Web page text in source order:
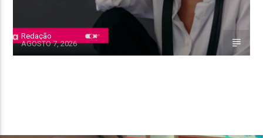
Redação
AGOSTO 7, 2026